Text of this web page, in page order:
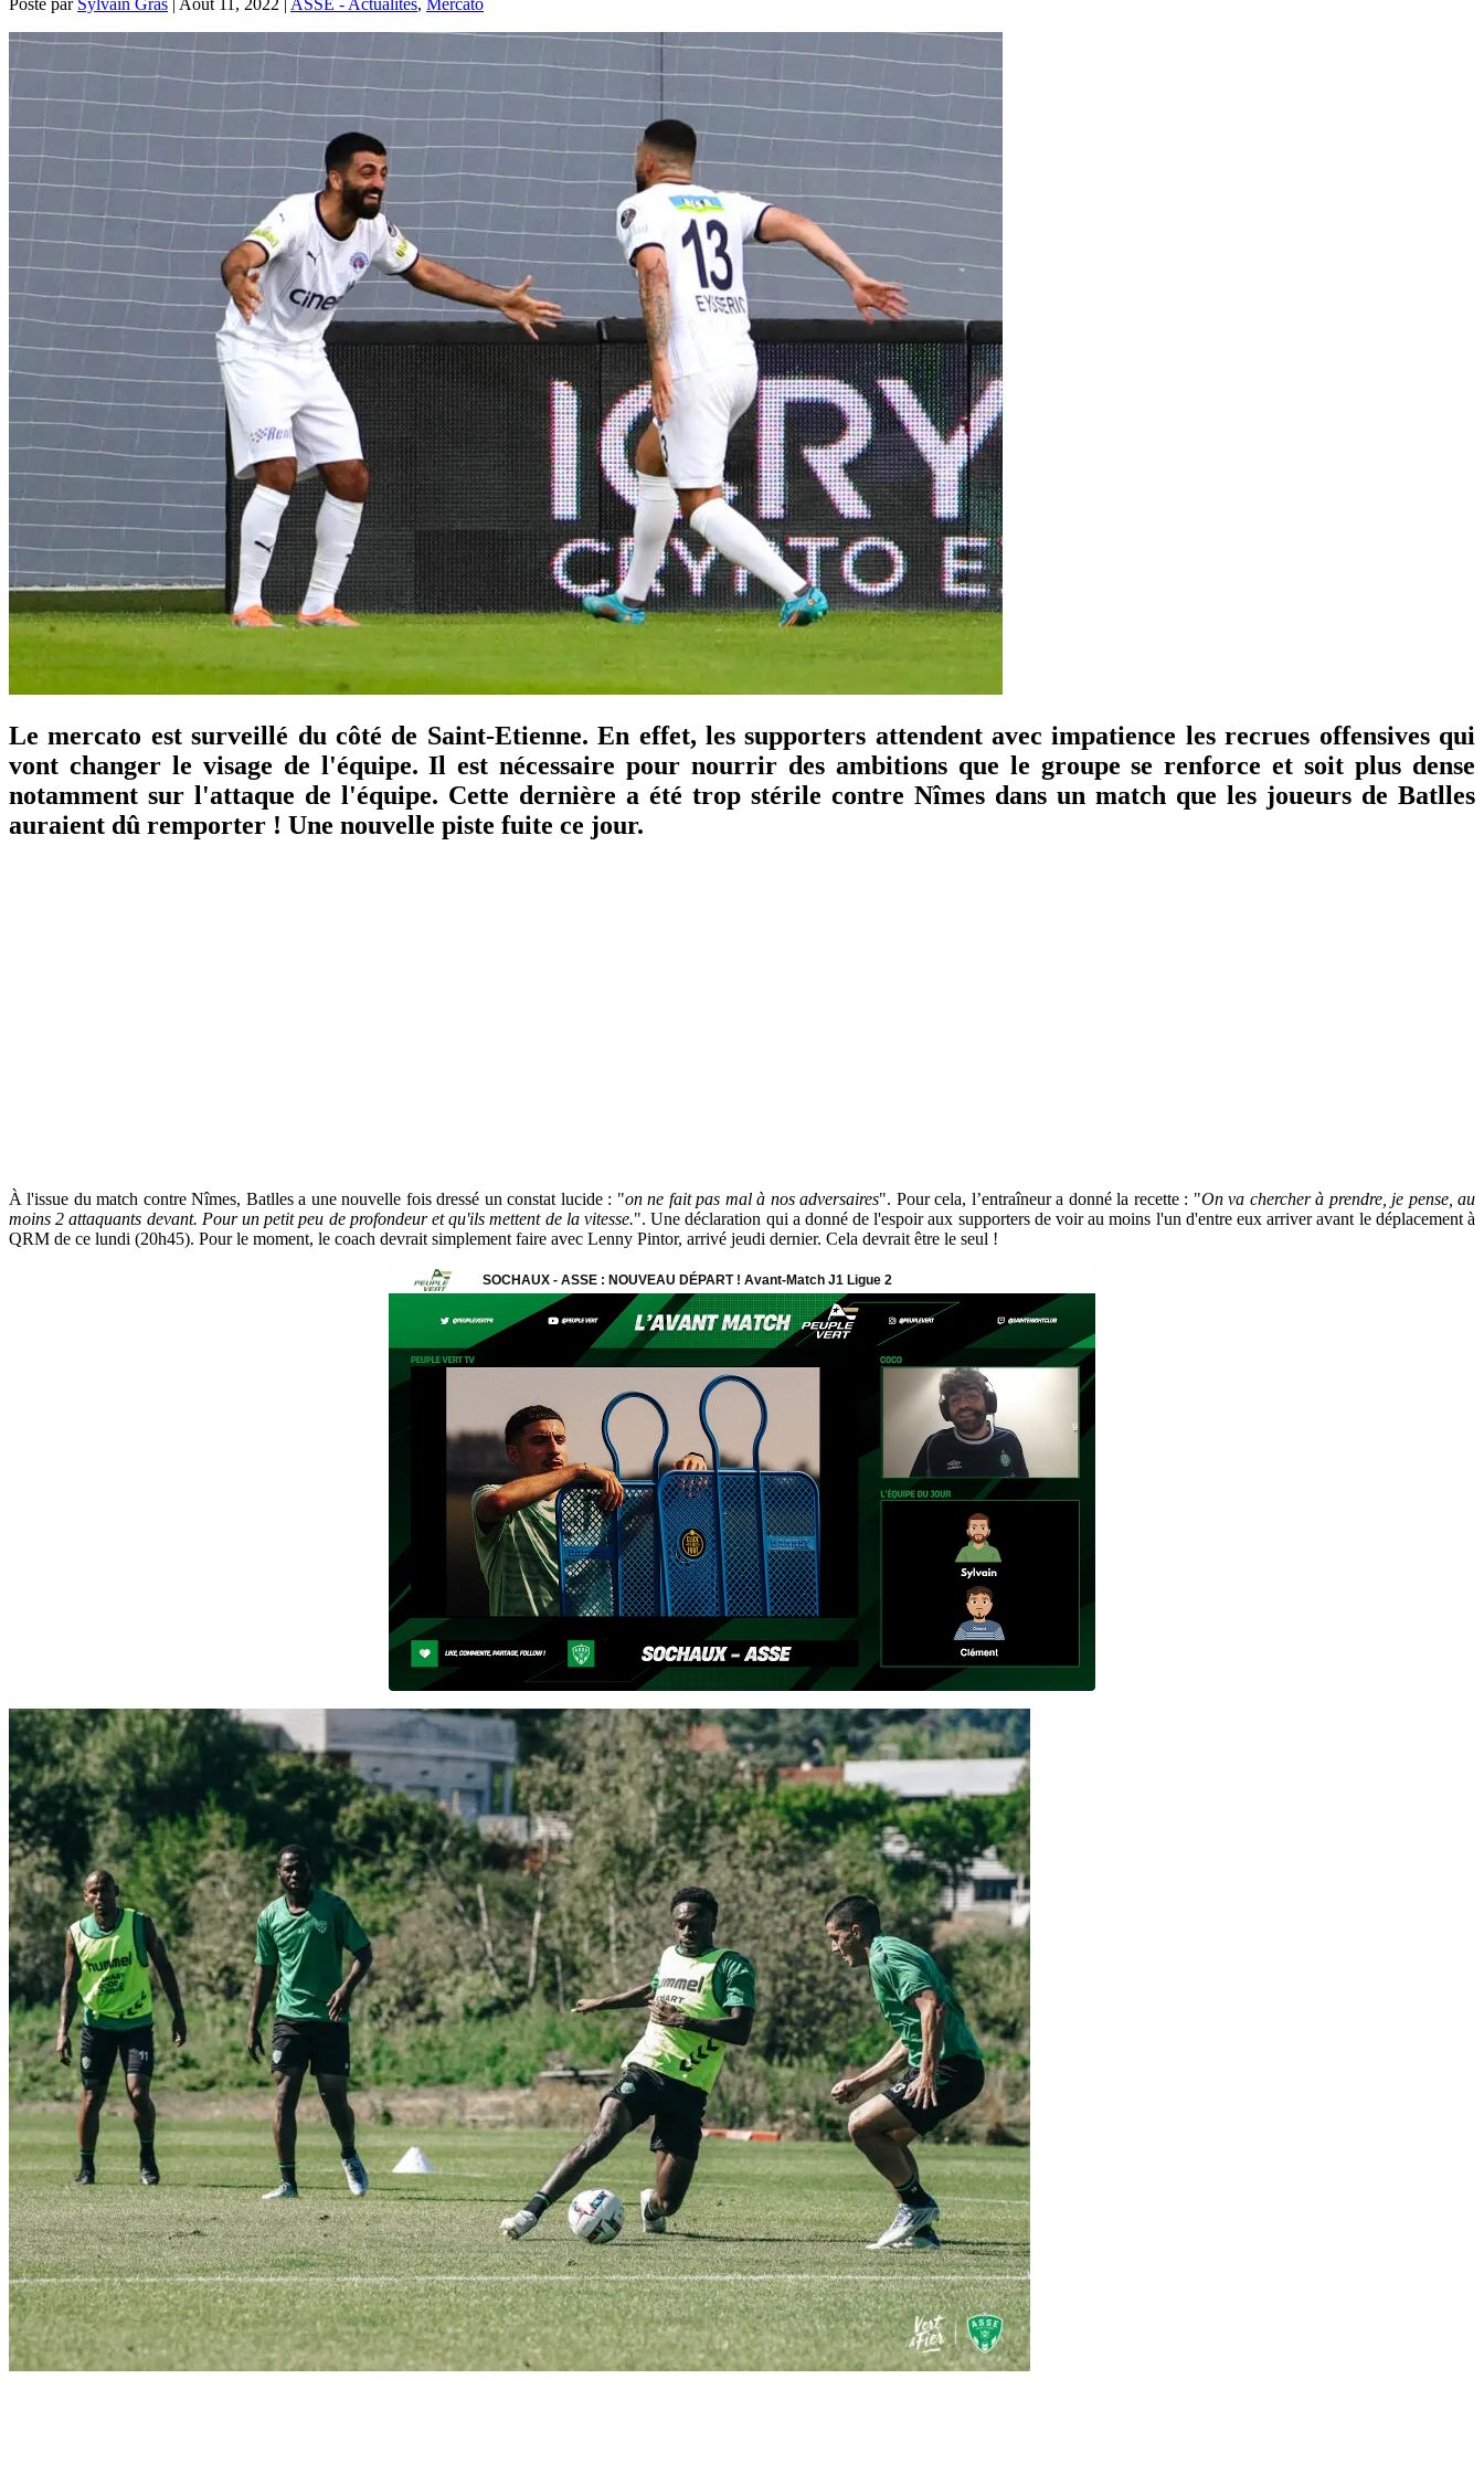
Le mercato est surveillé du côté de Saint-Etienne. En effet, les supporters attendent avec impatience les recrues offensives qui
vont changer le visage de l'équipe. Il est nécessaire pour nourrir des ambitions que le groupe se renforce et soit plus dense
notamment sur l'attaque de l'équipe. Cette dernière a été trop stérile contre Nîmes dans un match que les joueurs de Batlles
auraient dû remporter ! Une nouvelle piste fuite ce jour.
À l'issue du match contre Nîmes, Batlles a une nouvelle fois dressé un constat lucide : "on ne fait pas mal à nos adversaires". Pour cela, l’entraîneur a donné la recette : "On va chercher à prendre, je pense, au
moins 2 attaquants devant. Pour un petit peu de profondeur et qu'ils mettent de la vitesse.". Une déclaration qui a donné de l'espoir aux supporters de voir au moins l'un d'entre eux arriver avant le déplacement à
QRM de ce lundi (20h45). Pour le moment, le coach devrait simplement faire avec Lenny Pintor, arrivé jeudi dernier. Cela devrait être le seul !